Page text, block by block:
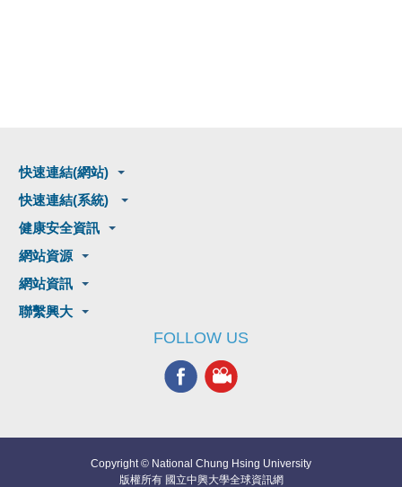
快速連結(網站)
快速連結(系統)
健康安全資訊
網站資源
網站資訊
聯繫興大
FOLLOW US
Copyright © National Chung Hsing University
版權所有 國立中興大學全球資訊網